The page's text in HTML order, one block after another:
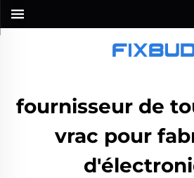
fournisseur de
vrac pour